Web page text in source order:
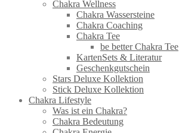
Chakra Wellness
Chakra Wassersteine
Chakra Coaching
Chakra Tee
be better Chakra Tee
KartenSets & Literatur
Geschenkgutschein
Stars Deluxe Kollektion
Stick Deluxe Kollektion
Chakra Lifestyle
Was ist ein Chakra?
Chakra Bedeutung